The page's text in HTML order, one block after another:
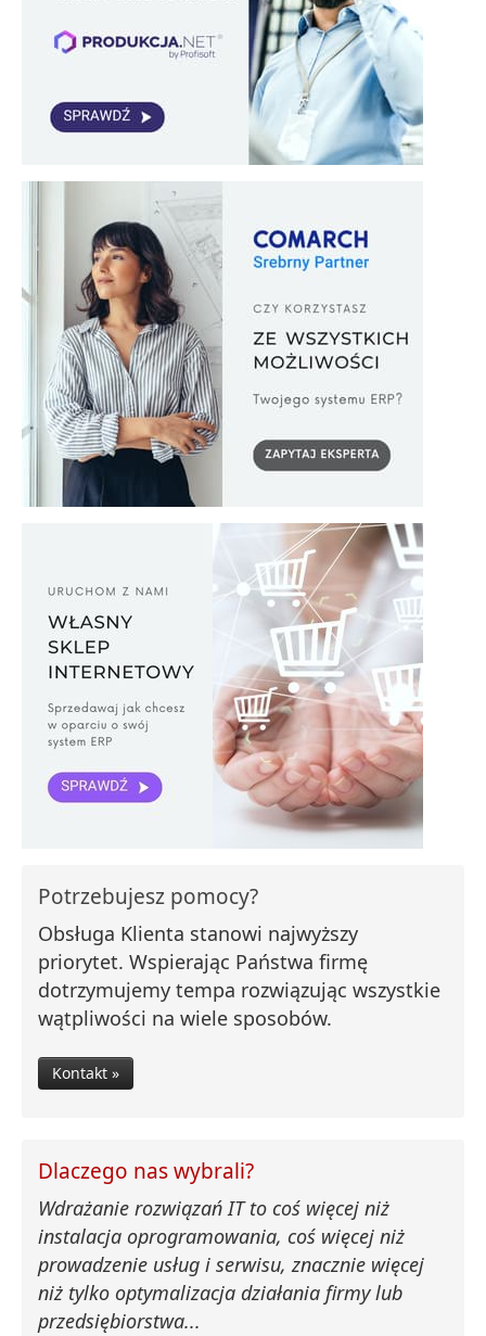
Potrzebujesz pomocy?
Obsługa Klienta stanowi najwyższy
priorytet. Wspierając Państwa firmę
dotrzymujemy tempa rozwiązując wszystkie
wątpliwości na wiele sposobów.
Kontakt »
Dlaczego nas wybrali?
Wdrażanie rozwiązań IT to coś więcej niż
instalacja oprogramowania, coś więcej niż
prowadzenie usług i serwisu, znacznie więcej
niż tylko optymalizacja działania firmy lub
przedsiębiorstwa...